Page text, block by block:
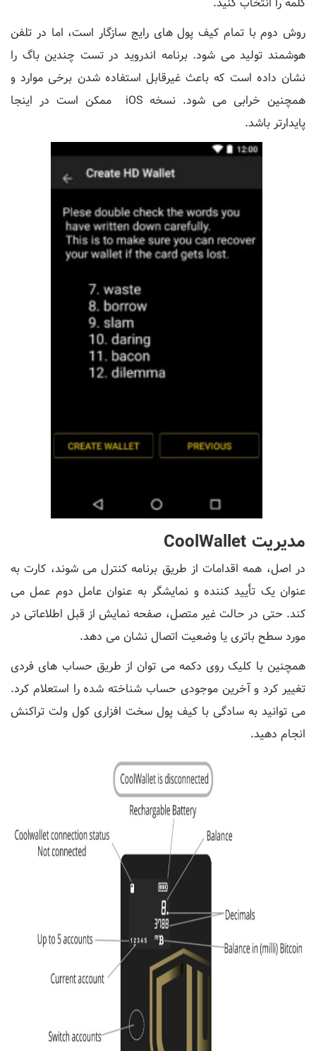
روش دوم با تمام کیف پول های رایج سازگار است، اما در تلفن
هوشمند تولید می شود. برنامه اندروید در تست چندین باگ را
نشان داده است که باعث غیرقابل استفاده شدن برخی موارد و
همچنین خرابی می شود. نسخه iOS ممکن است در اینجا
پایدارتر باشد.
مدیریت CoolWallet
در اصل، همه اقدامات از طریق برنامه کنترل می شوند، کارت به
عنوان یک تأیید کننده و نمایشگر به عنوان عامل دوم عمل می
کند. حتی در حالت غیر متصل، صفحه نمایش از قبل اطلاعاتی در
مورد سطح باتری یا وضعیت اتصال نشان می دهد.
همچنین با کلیک روی دکمه می توان از طریق حساب های فردی
تغییر کرد و آخرین موجودی حساب شناخته شده را استعلام کرد.
می توانید به سادگی با کیف پول سخت افزاری کول ولت تراکنش
انجام دهید.